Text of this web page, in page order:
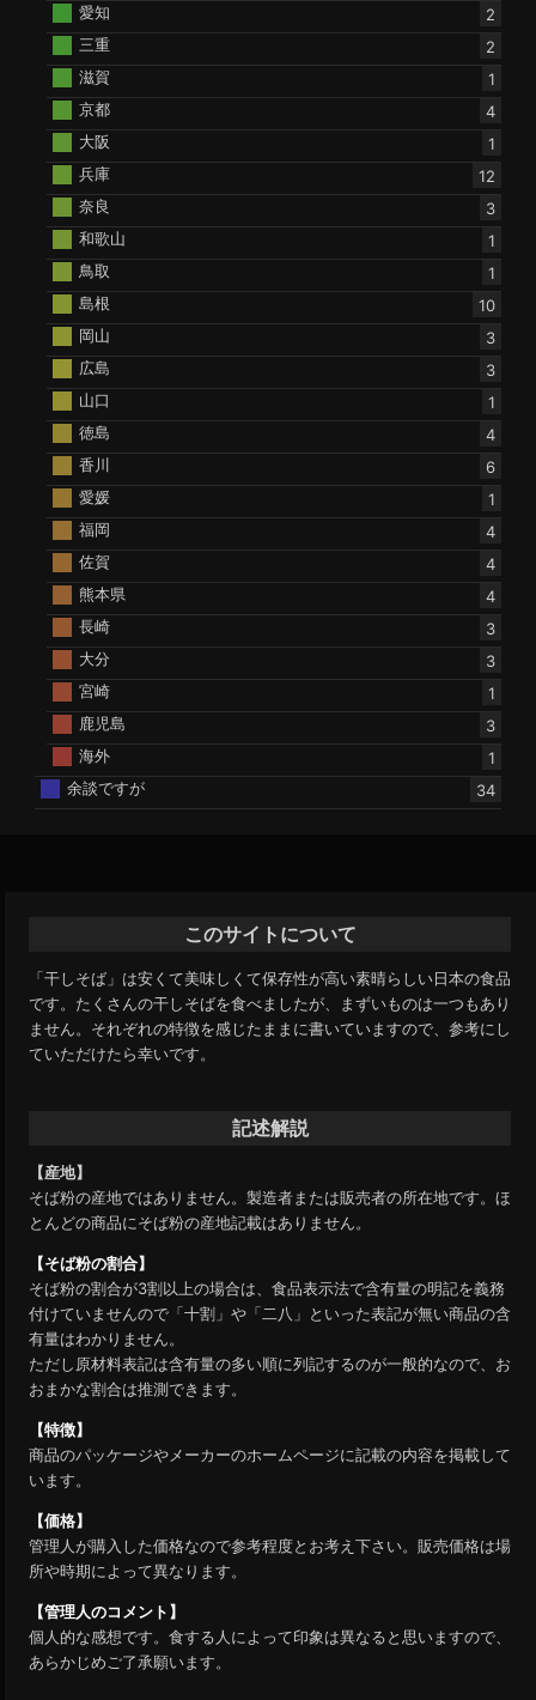
愛知
2
三重
2
滋賀
1
京都
4
大阪
1
兵庫
12
奈良
3
和歌山
1
鳥取
1
島根
10
岡山
3
広島
3
山口
1
徳島
4
香川
6
愛媛
1
福岡
4
佐賀
4
熊本県
4
長崎
3
大分
3
宮崎
1
鹿児島
3
海外
1
余談ですが
34
このサイトについて
「干しそば」は安くて美味しくて保存性が高い素晴らしい日本の食品
です。たくさんの干しそばを食べましたが、まずいものは一つもあり
ません。それぞれの特徴を感じたままに書いていますので、参考にし
ていただけたら幸いです。
記述解説
【産地】
そば粉の産地ではありません。製造者または販売者の所在地です。ほ
とんどの商品にそば粉の産地記載はありません。
【そば粉の割合】
そば粉の割合が3割以上の場合は、食品表示法で含有量の明記を義務
付けていませんので「十割」や「二八」といった表記が無い商品の含
有量はわかりません。
ただし原材料表記は含有量の多い順に列記するのが一般的なので、お
おまかな割合は推測できます。
【特徴】
商品のパッケージやメーカーのホームページに記載の内容を掲載して
います。
【価格】
管理人が購入した価格なので参考程度とお考え下さい。販売価格は場
所や時期によって異なります。
【管理人のコメント】
個人的な感想です。食する人によって印象は異なると思いますので、
あらかじめご了承願います。